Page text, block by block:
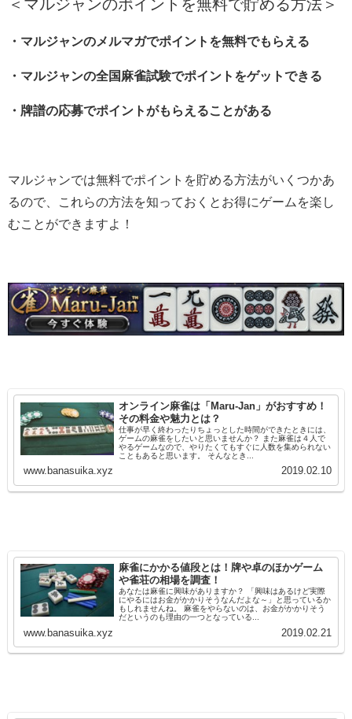
＜マルジャンのポイントを無料で貯める方法＞
・マルジャンのメルマガでポイントを無料でもらえる
・マルジャンの全国麻雀試験でポイントをゲットできる
・牌譜の応募でポイントがもらえることがある
マルジャンでは無料でポイントを貯める方法がいくつかあ
るので、これらの方法を知っておくとお得にゲームを楽し
むことができますよ！
オンライン麻雀は「Maru-Jan」がおすすめ！
その料金や魅力とは？
仕事が早く終わったりちょっとした時間ができたときには、
ゲームの麻雀をしたいと思いませんか？ また麻雀は４人で
やるゲームなので、やりたくてもすぐに人数を集められない
こともあると思います。 そんなとき...
www.banasuika.xyz 2019.02.10
麻雀にかかる値段とは！牌や卓のほかゲーム
や雀荘の相場を調査！
あなたは麻雀に興味がありますか？ 「興味はあるけど実際
にやるにはお金がかかりそうなんだよな～」と思っているか
もしれませんね。 麻雀をやらないのは、お金がかかりそう
だというのも理由の一つとなっている...
www.banasuika.xyz 2019.02.21